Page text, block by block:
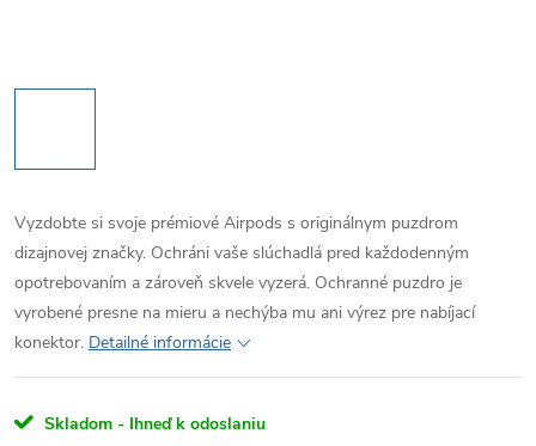
Vyzdobte si svoje prémiové Airpods s originálnym puzdrom
dizajnovej značky. Ochráni vaše slúchadlá pred každodenným
opotrebovaním a zároveň skvele vyzerá. Ochranné puzdro je
vyrobené presne na mieru a nechýba mu ani výrez pre nabíjací
konektor. Detailné informácie
Skladom - Ihneď k odoslaniu